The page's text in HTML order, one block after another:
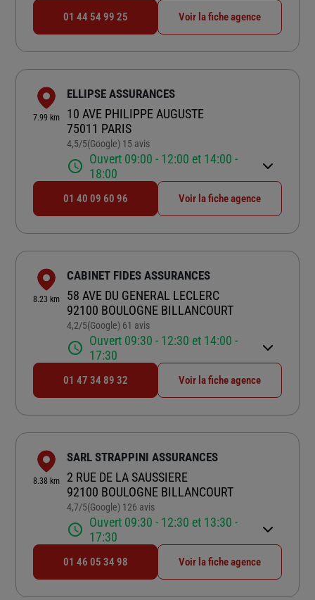
01 44 54 99 25 Voir la fiche agence
7.99 km
ELLIPSE ASSURANCES
10 AVE PHILIPPE AUGUSTE
75011 PARIS
4,5/5Note de 4.5 sur 5
(Google) 15 avis
Ouvert 09:00 - 12:00 et 14:00 -
18:00
01 40 09 60 96 Voir la fiche agence
8.23 km
CABINET FIDES ASSURANCES
58 AVE DU GENERAL LECLERC
92100 BOULOGNE BILLANCOURT
4,2/5Note de 4.2 sur 5
(Google) 61 avis
Ouvert 09:30 - 12:30 et 14:00 -
17:30
01 47 34 89 32 Voir la fiche agence
8.38 km
SARL STRAPPINI ASSURANCES
2 RUE DE LA SAUSSIERE
92100 BOULOGNE BILLANCOURT
4,7/5Note de 4.7 sur 5
(Google) 126 avis
Ouvert 09:30 - 12:30 et 13:30 -
17:30
01 46 05 34 98 Voir la fiche agence